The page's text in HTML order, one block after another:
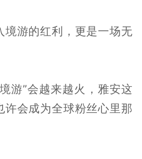
境游的红利，更是一场无
游”会越来越火，雅安这
许会成为全球粉丝心里那